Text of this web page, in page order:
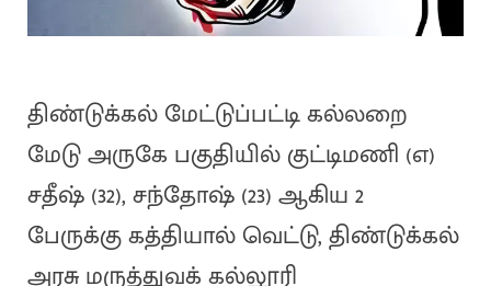
திண்டுக்கல் மேட்டுப்பட்டி கல்லறை
மேடு அருகே பகுதியில் குட்டிமணி (எ)
சதீஷ் (32), சந்தோஷ் (23) ஆகிய 2
பேருக்கு கத்தியால் வெட்டு, திண்டுக்கல்
அரசு மருத்துவக் கல்லூரி